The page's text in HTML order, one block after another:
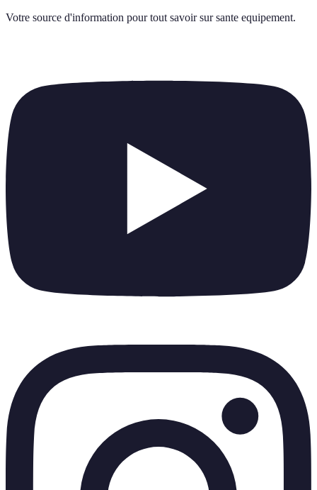
Votre source d'information pour tout savoir sur sante equipement.